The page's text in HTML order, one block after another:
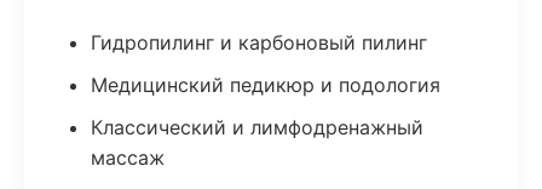
Гидропилинг и карбоновый пилинг
Медицинский педикюр и подология
Классический и лимфодренажный
массаж